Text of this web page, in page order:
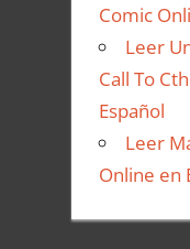
Comic
Leer
Call To
Español
Leer
Online en